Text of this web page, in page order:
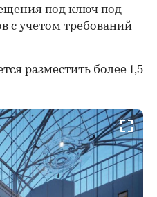
под ключ под
с учетом требований
разместить более 1,5